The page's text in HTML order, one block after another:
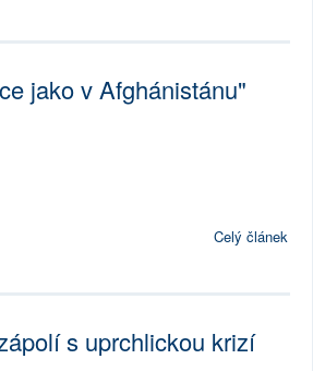
jako v Afghánistánu"
Celý článek
s uprchlickou krizí